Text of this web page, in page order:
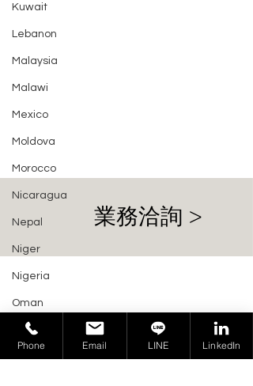
Kuwait
Lebanon
Malaysia
Malawi
Mexico
Moldova
Morocco
Nicaragua
Nepal
Niger
Nigeria
Oman
Pakistan
Paraguay
歐亞經濟委員會修改《TR CU
業務洽詢 >
俄羅斯商環宇產品認證
Phone Email LINE LinkedIn